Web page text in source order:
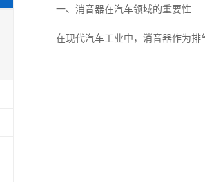
一、消音器在汽车领域的重要性
在现代汽车工业中，消音器作为